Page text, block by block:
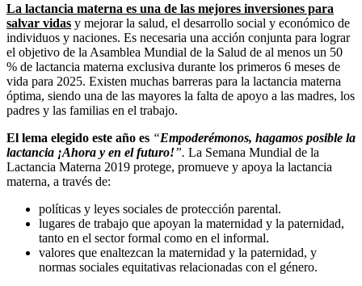
La lactancia materna es una de las mejores inversiones para
salvar vidas y mejorar la salud, el desarrollo social y económico de
individuos y naciones. Es necesaria una acción conjunta para lograr
el objetivo de la Asamblea Mundial de la Salud de al menos un 50
% de lactancia materna exclusiva durante los primeros 6 meses de
vida para 2025. Existen muchas barreras para la lactancia materna
óptima, siendo una de las mayores la falta de apoyo a las madres, los
padres y las familias en el trabajo.
El lema elegido este año es “Empoderémonos, hagamos posible la
lactancia ¡Ahora y en el futuro!”. La Semana Mundial de la
Lactancia Materna 2019 protege, promueve y apoya la lactancia
materna, a través de:
políticas y leyes sociales de protección parental.
lugares de trabajo que apoyan la maternidad y la paternidad,
tanto en el sector formal como en el informal.
valores que enaltezcan la maternidad y la paternidad, y
normas sociales equitativas relacionadas con el género.